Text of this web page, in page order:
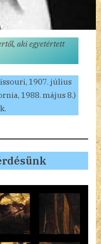
aki egyetértett
1907. július
1988. május 8.)